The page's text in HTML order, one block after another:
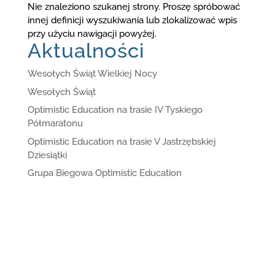
Nie znaleziono szukanej strony. Proszę spróbować
innej definicji wyszukiwania lub zlokalizować wpis
przy użyciu nawigacji powyżej.
Aktualności
Wesołych Świąt Wielkiej Nocy
Wesołych Świąt
Optimistic Education na trasie IV Tyskiego
Półmaratonu
Optimistic Education na trasie V Jastrzębskiej
Dziesiątki
Grupa Biegowa Optimistic Education